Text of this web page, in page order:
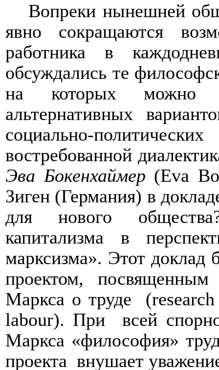
Вопреки нынешней
явно сокращаются
работника в
обсуждались те
на которых можно
альтернативных
социально-
востребованной
Эва Бокенхаймер (Eva
Зиген (Германия) в
для нового
капитализма в
марксизма». Этот доклад
проектом, посвященным
Маркса о труде
labour). При
всей
Маркса «философия»
проекта внушает